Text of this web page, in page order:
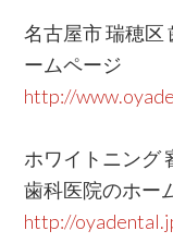
名古屋市 瑞穂区
ームページ
http://
ホワイトニング
歯科医院のホー
http://